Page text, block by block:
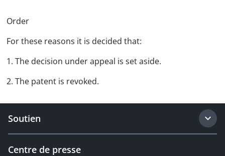
Order
For these reasons it is decided that:
1. The decision under appeal is set aside.
2. The patent is revoked.
Soutien
Centre de presse